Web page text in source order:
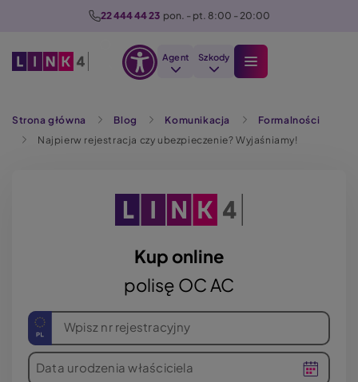
22 444 44 23 pon. - pt. 8:00 - 20:00
Agent Szkody
Strona główna Blog Komunikacja
Formalności
Najpierw rejestracja czy ubezpieczenie? Wyjaśniamy!
Kup online
polisę OC AC
Wpisz nr rejestracyjny
Data urodzenia właściciela